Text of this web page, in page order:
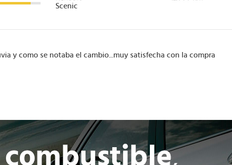
Scenic
y como se notaba el cambio...muy satisfecha con la compra